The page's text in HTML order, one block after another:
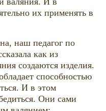
их применять в
наш педагог по
как из
создаются изделия.
способностью
И в этом
Они сами